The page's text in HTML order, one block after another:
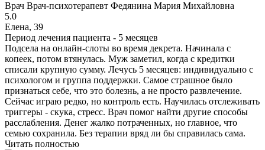
Врач Врач-психотерапевт Федянина Мария Михайловна
5.0
Елена, 39
Период лечения пациента - 5 месяцев
Подсела на онлайн-слоты во время декрета. Начинала с
копеек, потом втянулась. Муж заметил, когда с кредитки
списали крупную сумму. Лечусь 5 месяцев: индивидуально с
психологом и группа поддержки. Самое страшное было
признаться себе, что это болезнь, а не просто развлечение.
Сейчас играю редко, но контроль есть. Научилась отслеживать
триггеры - скука, стресс. Врач помог найти другие способы
расслабления. Денег жалко потраченных, но главное, что
семью сохранила. Без терапии вряд ли бы справилась сама.
Читать полностью